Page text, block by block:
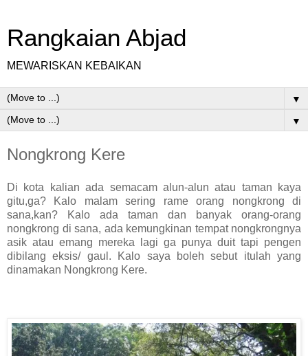
Rangkaian Abjad
MEWARISKAN KEBAIKAN
▼
▼
Nongkrong Kere
Di kota kalian ada semacam alun-alun atau taman kaya
gitu,ga? Kalo malam sering rame orang nongkrong di
sana,kan? Kalo ada taman dan banyak orang-orang
nongkrong di sana, ada kemungkinan tempat nongkrongnya
asik atau emang mereka lagi ga punya duit tapi pengen
dibilang eksis/ gaul. Kalo saya boleh sebut itulah yang
dinamakan Nongkrong Kere.